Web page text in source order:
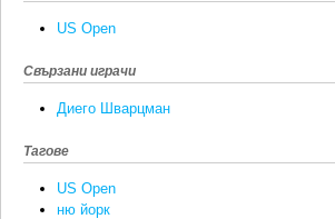
US Open
Свързани играчи
Диего Шварцман
Тагове
US Open
ню йорк